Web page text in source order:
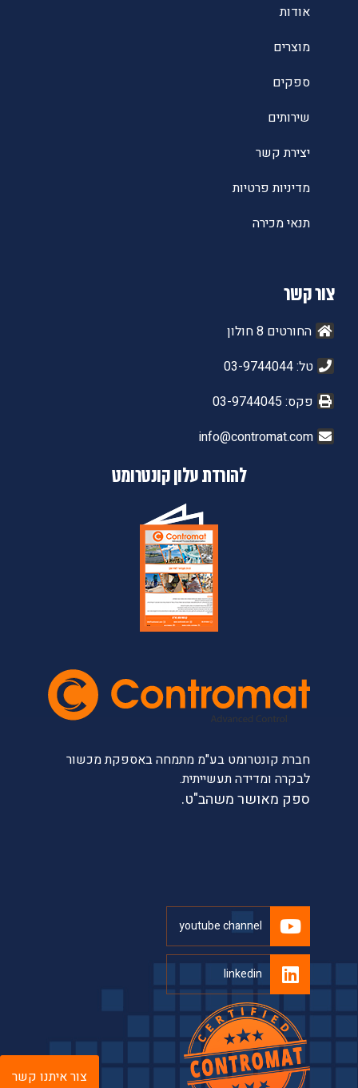
צור איתנו קשר
אודות
מוצרים
ספקים
שירותים
יצירת קשר
מדיניות פרטיות
תנאי מכירה
צור קשר
החורטים 8 חולון
טל: 03-9744044
פקס: 03-9744045
info@contromat.com
להורדת עלון קונטרומט
חברת קונטרומט בע"מ מתמחה באספקת מכשור
לבקרה ומדידה תעשייתית.
ספק מאושר משהב"ט.
youtube channel
linkedin